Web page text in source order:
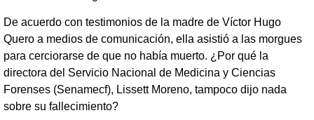
De acuerdo con testimonios de la madre de Víctor Hugo
Quero a medios de comunicación, ella asistió a las morgues
para cerciorarse de que no había muerto. ¿Por qué la
directora del Servicio Nacional de Medicina y Ciencias
Forenses (Senamecf), Lissett Moreno, tampoco dijo nada
sobre su fallecimiento?